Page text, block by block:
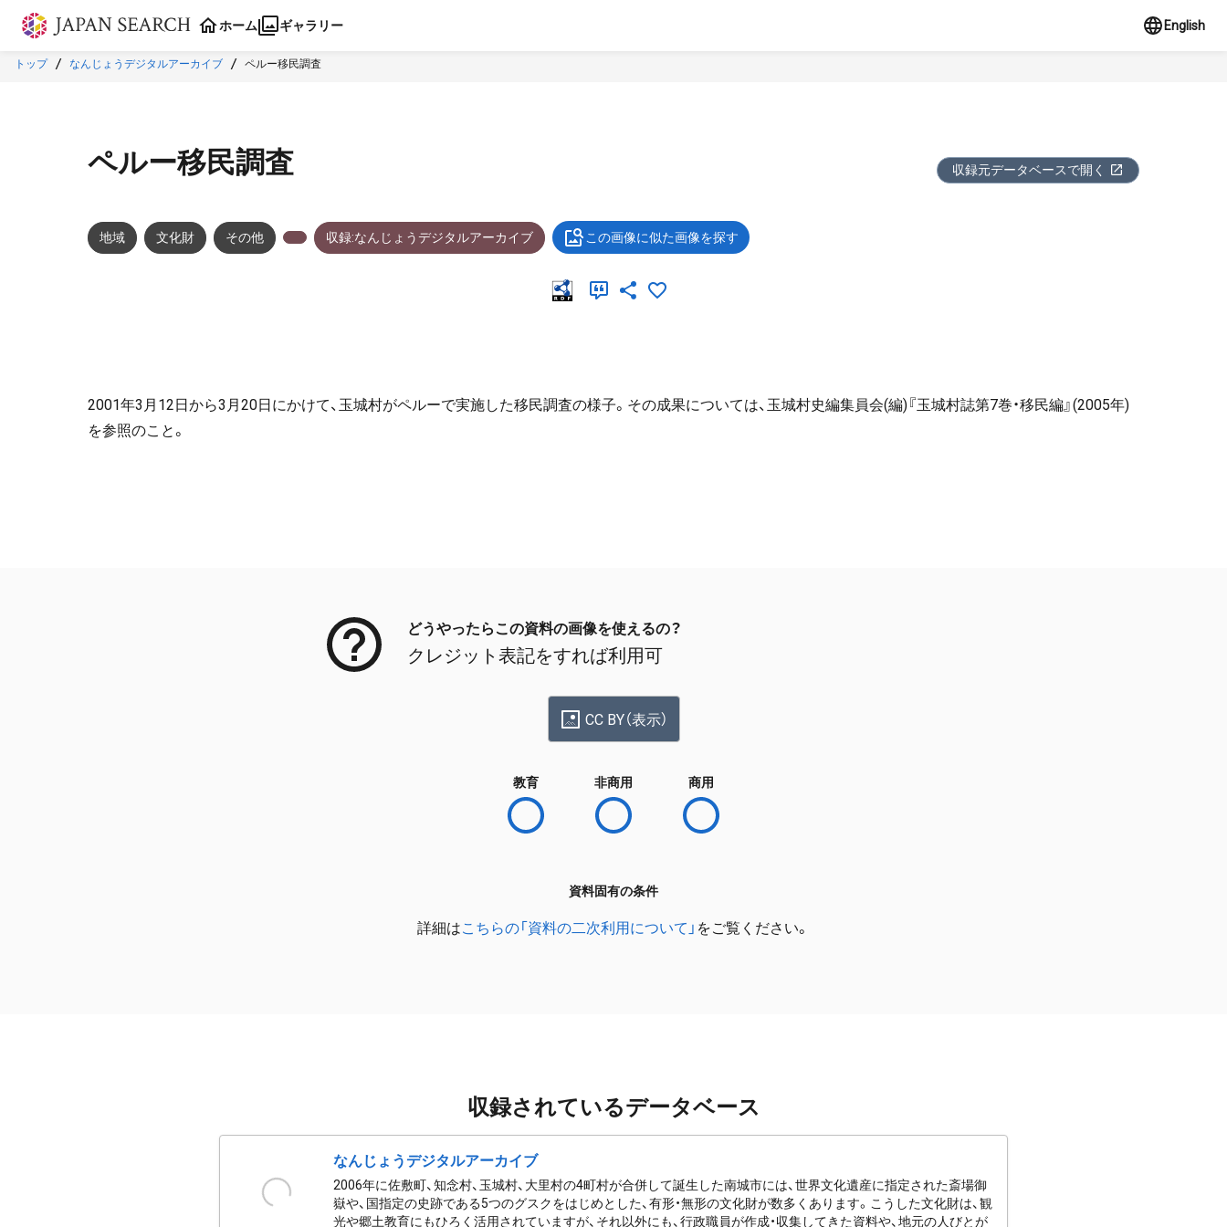
本文に飛ぶ
ホーム ギャラリー English
トップ なんじょうデジタルアーカイブ ペルー移民調査
ペルー移民調査 収録元データベースで開く
地域 文化財 その他 収録:なんじょうデジタルアーカイブ この画像に似た画像を探す
2001年3月12日から3月20日にかけて、玉城村がペルーで実施した移民調査の様子。その成果については、玉城村史編集員会(編)『玉城村誌第7巻・移民編』(2005年)
を参照のこと。
どうやったらこの資料の画像を使えるの？
クレジット表記をすれば利用可
CC BY（表示）
教育 非商用 商用
資料固有の条件
詳細はこちらの「資料の二次利用について」 をご覧ください。
収録されているデータベース
なんじょうデジタルアーカイブ
2006年に佐敷町、知念村、玉城村、大里村の4町村が合併して誕生した南城市には、世界文化遺産に指定された斎場御
嶽や、国指定の史跡である5つのグスクをはじめとした、有形・無形の文化財が数多くあります。こうした文化財は、観
光や郷土教育にもひろく活用されていますが、それ以外にも、行政職員が作成・収集してきた資料や、地元の人びとが